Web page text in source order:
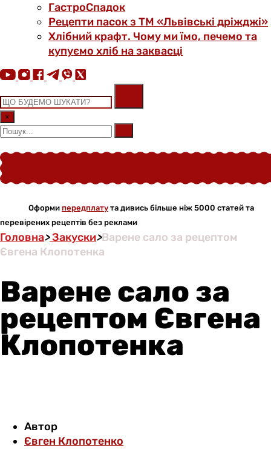
ГастроСпадок
Рецепти пасок з ТМ «Львівські дріжджі»
Хлібний крафт. Чому ми їмо, печемо та
купуємо хліб на заквасці
×
Оформи передплату та дивись більше ніж 5000 статей та
перевірених рецептів без реклами
Головна>Закуски>Варене сало за рецептом
Євгена Клопотенка
Варене сало за
рецептом Євгена
Клопотенка
Автор
Євген Клопотенко